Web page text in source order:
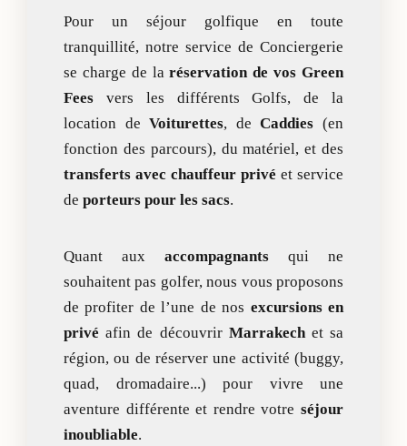
Pour un séjour golfique en toute
tranquillité, notre service de Conciergerie
se charge de laréservation de vos Green
Fees vers les différents Golfs, de la
location deVoiturettes, deCaddies (en
fonction des parcours), du matériel, et des
transferts avec chauffeur privé et service
de porteurs pour les sacs.
Quant aux accompagnants qui ne
souhaitent pas golfer, nous vous proposons
de profiter de l’une de nos excursions en
privé afin de découvrir Marrakechet sa
région, ou de réserver une activité (buggy,
quad, dromadaire...) pour vivre une
aventure différente et rendre votre séjour
inoubliable.